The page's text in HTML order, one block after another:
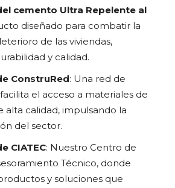
cemento Ultra Repelente al
diseñado para combatir la
de las viviendas,
y calidad.
ConstruRed: Una red de
el acceso a materiales de
alta calidad, impulsando la
del sector.
CIATEC: Nuestro Centro de
Técnico, donde
y soluciones que